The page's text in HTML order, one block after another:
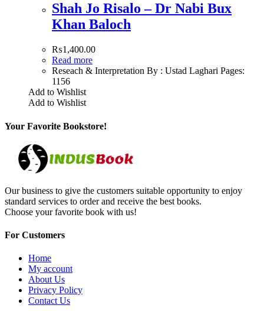
Shah Jo Risalo – Dr Nabi Bux
Khan Baloch
₨1,400.00
Read more
Reseach & Interpretation By : Ustad Laghari Pages:
1156
Add to Wishlist
Add to Wishlist
Your Favorite Bookstore!
Our business to give the customers suitable opportunity to enjoy
standard services to order and receive the best books.
Choose your favorite book with us!
For Customers
Home
My account
About Us
Privacy Policy
Contact Us